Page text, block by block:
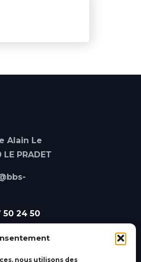
nous utilisons des
Alain Le
PRADET
50 24 50